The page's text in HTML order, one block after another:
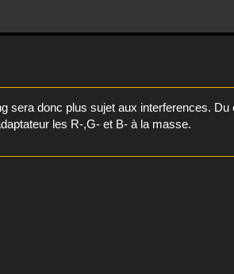
sera donc plus sujet aux interferences. Du
les R-,G- et B- à la masse.